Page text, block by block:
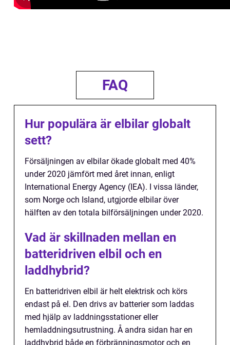
FAQ
Hur populära är elbilar globalt
sett?
Försäljningen av elbilar ökade globalt med 40%
under 2020 jämfört med året innan, enligt
International Energy Agency (IEA). I vissa länder,
som Norge och Island, utgjorde elbilar över
hälften av den totala bilförsäljningen under 2020.
Vad är skillnaden mellan en
batteridriven elbil och en
laddhybrid?
En batteridriven elbil är helt elektrisk och körs
endast på el. Den drivs av batterier som laddas
med hjälp av laddningsstationer eller
hemladdningsutrustning. Å andra sidan har en
laddhybrid både en förbränningsmotor och en